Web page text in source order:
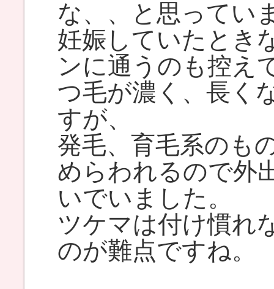
な、、と思ってい
妊娠していたとき
ンに通うのも控え
つ毛が濃く、長く
すが、
発毛、育毛系のも
めらわれるので外
いでいました。
ツケマは付け慣れ
のが難点ですね。